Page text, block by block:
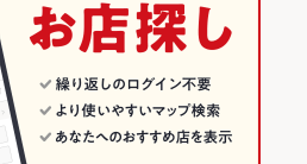
す。
内 × サムギョプサル
料理
ギョプサル
ンキング